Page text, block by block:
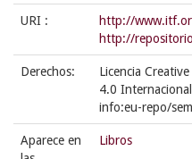
URI :
http://
http://
Derechos:
Licencia
4.0
info:eu-repo/
Aparece en
Libros